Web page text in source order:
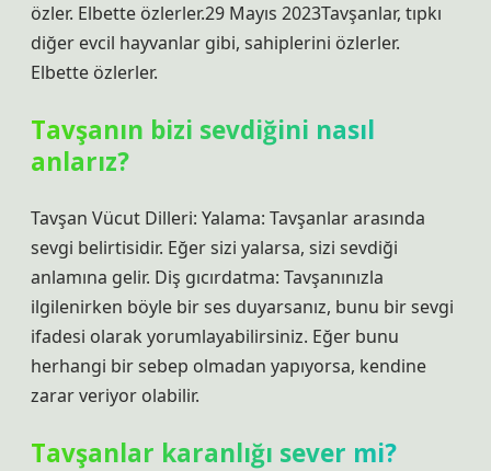
özler. Elbette özlerler.29 Mayıs 2023Tavşanlar, tıpkı
diğer evcil hayvanlar gibi, sahiplerini özlerler.
Elbette özlerler.
Tavşanın bizi sevdiğini nasıl
anlarız?
Tavşan Vücut Dilleri: Yalama: Tavşanlar arasında
sevgi belirtisidir. Eğer sizi yalarsa, sizi sevdiği
anlamına gelir. Diş gıcırdatma: Tavşanınızla
ilgilenirken böyle bir ses duyarsanız, bunu bir sevgi
ifadesi olarak yorumlayabilirsiniz. Eğer bunu
herhangi bir sebep olmadan yapıyorsa, kendine
zarar veriyor olabilir.
Tavşanlar karanlığı sever mi?